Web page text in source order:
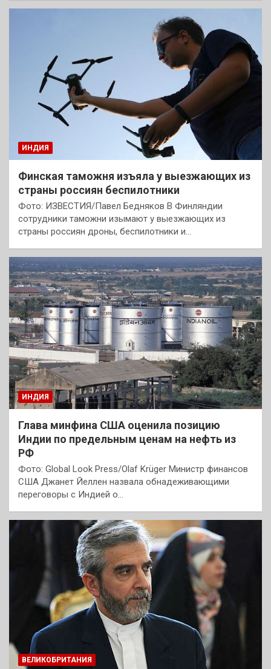
ИНДИЯ
Финская таможня изъяла у выезжающих из
страны россиян беспилотники
Фото: ИЗВЕСТИЯ/Павел Бедняков В Финляндии
сотрудники таможни изымают у выезжающих из
страны россиян дроны, беспилотники и…
ИНДИЯ
Глава минфина США оценила позицию
Индии по предельным ценам на нефть из
РФ
Фото: Global Look Press/Olaf Krüger Министр финансов
США Джанет Йеллен назвала обнадеживающими
переговоры с Индией о…
ВЕЛИКОБРИТАНИЯ